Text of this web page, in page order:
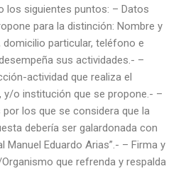
los siguientes puntos: – Datos
para la distinción: Nombre y
particular, teléfono e
sus actividades.- –
actividad que realiza el
y/o institución que se propone.- –
los que se considera que la
debería ser galardonada con
Manuel Eduardo Arias”.- – Firma y
que refrenda y respalda